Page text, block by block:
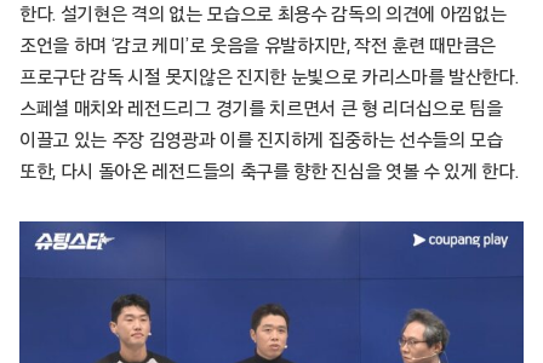
한다. 설기현은 격의 없는 모습으로 최용수 감독의 의견에 아낌없는
조언을 하며 ‘감코 케미’로 웃음을 유발하지만, 작전 훈련 때만큼은
프로구단 감독 시절 못지않은 진지한 눈빛으로 카리스마를 발산한다.
스페셜 매치와 레전드리그 경기를 치르면서 큰 형 리더십으로 팀을
이끌고 있는 주장 김영광과 이를 진지하게 집중하는 선수들의 모습
또한, 다시 돌아온 레전드들의 축구를 향한 진심을 엿볼 수 있게 한다.